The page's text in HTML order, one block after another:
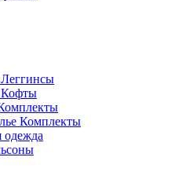
Кофты
Комплекты